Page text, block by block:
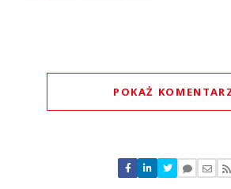
POKAŻ
Nie znaleziono komentarzy
Zostaw swoje